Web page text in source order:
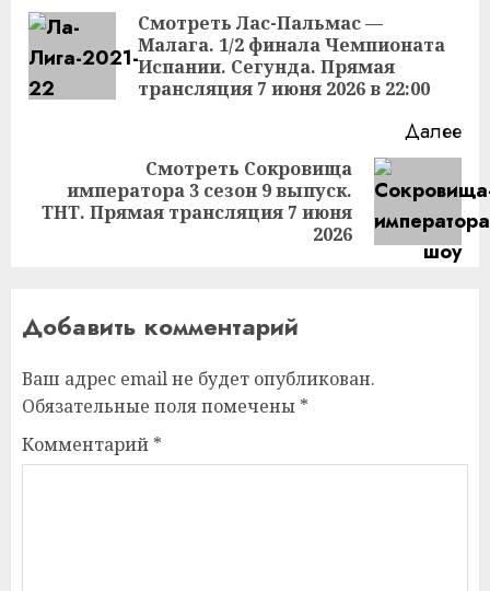
чтение
Смотреть Лас-Пальмас —
Малага. 1/2 финала Чемпионата
Испании. Сегунда. Прямая
трансляция 7 июня 2026 в 22:00
Далее
Следующая
запись:
Смотреть Сокровища
императора 3 сезон 9 выпуск.
ТНТ. Прямая трансляция 7 июня
2026
Добавить комментарий
Ваш адрес email не будет опубликован.
Обязательные поля помечены *
Комментарий *